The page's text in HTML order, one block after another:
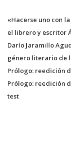
«Hacerse uno con
el librero y escritor
Darío Jaramillo
género literario de
Prólogo: reedición
Prólogo: reedición
test